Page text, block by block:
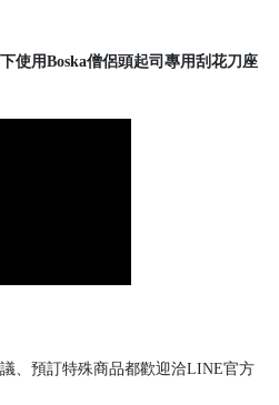
使用Boska僧侶頭起司專用刮花刀座
、預訂特殊商品都歡迎洽LINE官方